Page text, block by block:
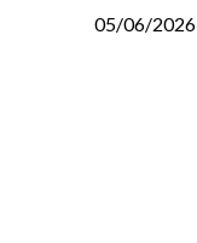
05/06/2026